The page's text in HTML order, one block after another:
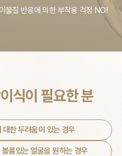
이물질 반응에 의한 부작용 걱정 NO!
식이 필요한 분
대한 두려움이 있는 경우
륨있는 얼굴을 원하는 경우